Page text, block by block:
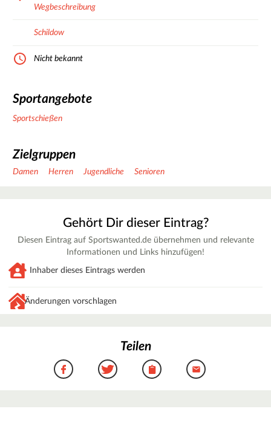
Wegbeschreibung
Schildow
Nicht bekannt
Sportangebote
Sportschießen
Zielgruppen
Damen Herren Jugendliche Senioren
Gehört Dir dieser Eintrag?
Diesen Eintrag auf Sportswanted.de übernehmen und relevante
Informationen und Links hinzufügen!
Inhaber dieses Eintrags werden
Änderungen vorschlagen
Teilen